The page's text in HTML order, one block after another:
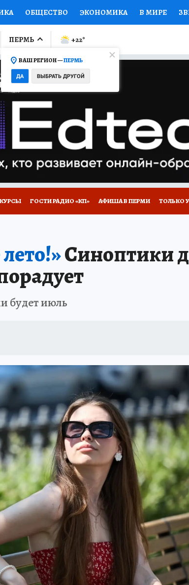
ОБЩЕСТВО ЭКОНОМИКА В МИРЕ
ПРОИСШЕСТВИЯ НАЦИОНАЛЬНЫЕ
ОТКРЫВАЕМ МИР Я ЗНАЮ СЕМЬЯ
СЕРИАЛЫ
КОЛЛЕКЦИИ КОНКУРСЫ
ПЕРМЬ
ВАШ РЕГИОН —ПЕРМЬ
ДА ВЫБРАТЬ ДРУГОЙ
+22°
ГОСТИ РАДИО «КП» АФИША В ПЕРМИ ТОЛЬКО
В РОССИИ ЗАПОВЕДНАЯ РОССИЯ ГЕРОИ В БЕЛЫХ
ЛЮДИ ПРОПАЛИ 13 ТУРИСТОВ
Синоптики
будет июль